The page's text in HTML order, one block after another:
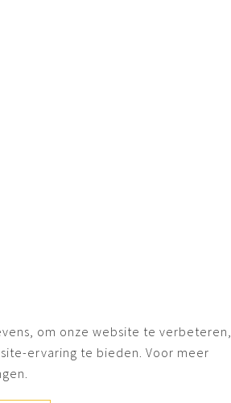
om onze website te verbeteren,
ervaring te bieden. Voor meer